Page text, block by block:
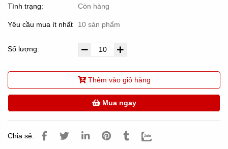
Tình trạng: Còn hàng
Yêu cầu mua ít nhất 10 sản phẩm
Số lượng:
Thêm vào giỏ hàng
Mua ngay
Chia sẻ: